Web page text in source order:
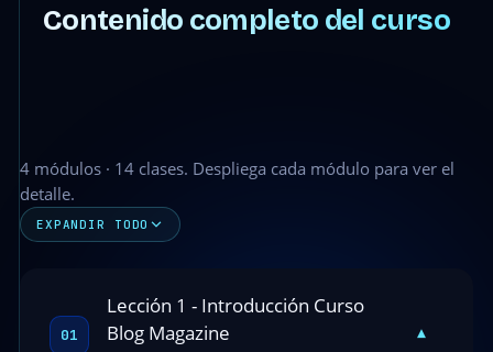
Contenido completo del curso
4 módulos · 14 clases. Despliega cada módulo para ver el
detalle.
EXPANDIR TODO
01
Lección 1 - Introducción Curso
Blog Magazine
▾